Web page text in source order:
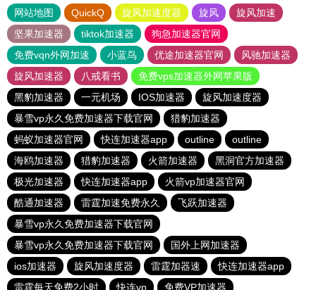
网站地图 QuickQ 旋风加速度器 旋风
旋风加速
坚果加速器
tiktok加速器
狗急加速器官网
免费vqn外网加速
小蓝鸟 优途加速器官网
风驰加速器
旋风加速器
八戒看书
免费vps加速器外网苹果版
黑豹加速器
一元机场 IOS加速器
旋风加速度器
暴雪vp永久免费加速器下载官网
猎豹加速器
蚂蚁加速器官网
快连加速器app outline
outline
海鸥加速器
猎豹加速器 火箭加速器
黑洞官方加速器
极光加速器
快连加速器app
火箭vp加速器官网
酷通加速器
雷霆加速免费永久
飞跃加速器
暴雪vp永久免费加速器下载官网
暴雪vp永久免费加速器下载官网
国外上网加速器
ios加速器
旋风加速度器 雷霆加器速
快连加速器app
雷霆每天免费2小时
快连vp 免费VP加速器